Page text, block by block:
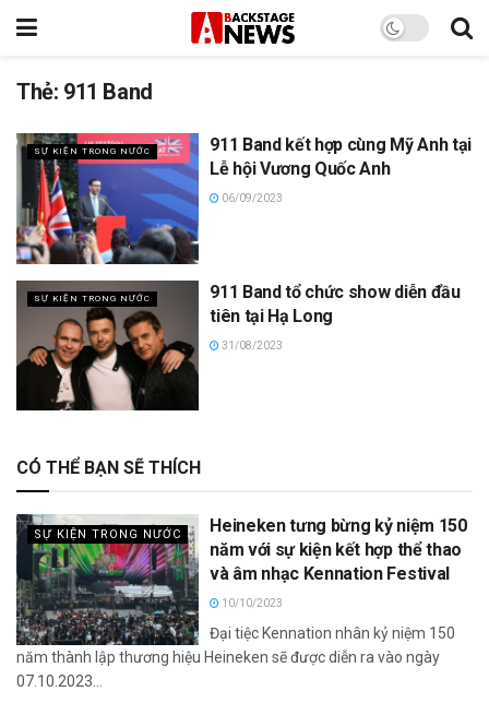
Thẻ: 911 Band
SỰ KIỆN TRONG NƯỚC
911 Band kết hợp cùng Mỹ Anh tại
Lễ hội Vương Quốc Anh
06/09/2023
SỰ KIỆN TRONG NƯỚC
911 Band tổ chức show diễn đầu
tiên tại Hạ Long
31/08/2023
CÓ THỂ BẠN SẼ THÍCH
SỰ KIỆN TRONG NƯỚC
Heineken tưng bừng kỷ niệm 150
năm với sự kiện kết hợp thể thao
và âm nhạc Kennation Festival
10/10/2023
Đại tiệc Kennation nhân kỷ niệm 150
năm thành lập thương hiệu Heineken sẽ được diễn ra vào ngày
07.10.2023...